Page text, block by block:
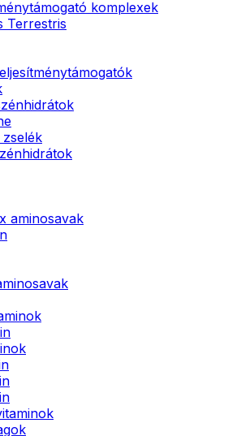
komplexek
Terrestris
zselék
aminosavak